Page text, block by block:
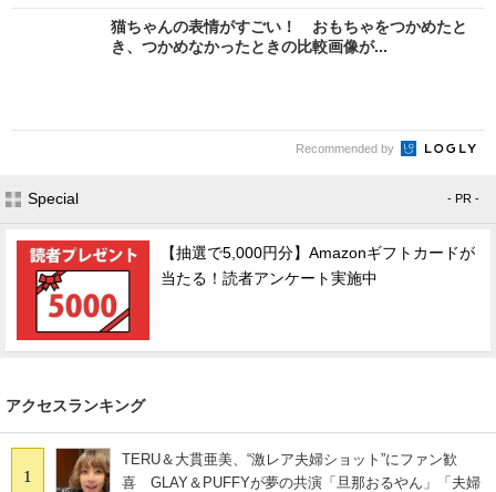
猫ちゃんの表情がすごい！ おもちゃをつかめたと
き、つかめなかったときの比較画像が...
Recommended by
Special - PR -
【抽選で5,000円分】Amazonギフトカードが
当たる！読者アンケート実施中
アクセスランキング
1
TERU＆大貫亜美、“激レア夫婦ショット”にファン歓
喜 GLAY＆PUFFYが夢の共演「旦那おるやん」「夫婦